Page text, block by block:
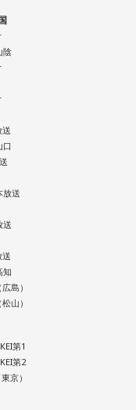
ウウォ!! / Groggy-
ないよ / Cosmic
グ / 最強マンボウ修
CLOCKWISE / 笹
さとう。 / sanetii /
/ シベリアンハス
/ すなお / スラ
次元制御機構よだか
ラ / つきみ / でかく
/ トンボコープ /
/ 猫背のネイビ
/ PURPLE
レコード / Pixie
デイズ / FINLANDS
/ THE FRANK VOX
toybox / ポップし
奔走狂走局 / 前髪ぱ
/ Messy last
/ おとなりにぎん
/ カライドスコ
ATE HOTDOGS / 極
/ Cloudy / 海月に
想痛 / Kono / 古墳シ
あどばん / THE
/ さゆに！ /
クラブ / Shom / 水
テレオドロシー /
/ 台所きっちん /
/ DeNeel / デビ
/ '97,Kids / なき
/ ねぎ塩豚丼 /
/ バチカン市国に愛
乃まそら / Viewtrade
カコ / Black petrol /
/ berry meet /
twiggy / めっちゃ
陰
送
口
放送
送
送
知
島）
山）
第1
第2
京）